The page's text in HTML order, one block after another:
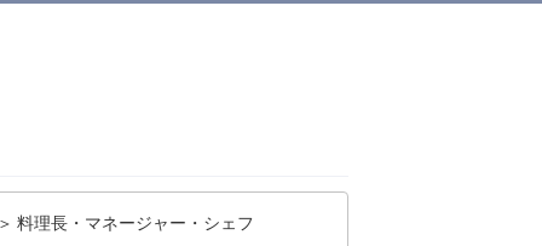
料理長・マネージャー・シェフ